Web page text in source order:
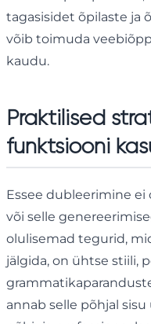
tagasisidet õpilaste ja
võib toimuda
kaudu.
Praktilised
funktsiooni
Essee dubleerimine
või selle
olulisemad tegurid,
jälgida, on ühtse stiili,
annab selle põhjal